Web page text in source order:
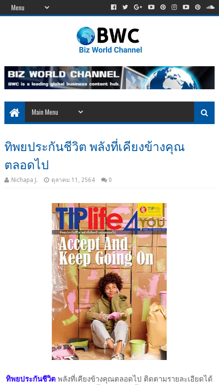
ทิพยประกันชีวิต พลังที่เคียงข้างคุณ
ตลอดไป
Nichapa J. ตุลาคม 11, 2564 0
ทิพยประกันชีวิต พลังที่เคียงข้างคุณตลอดไป ติดตามรายละเอียดได้